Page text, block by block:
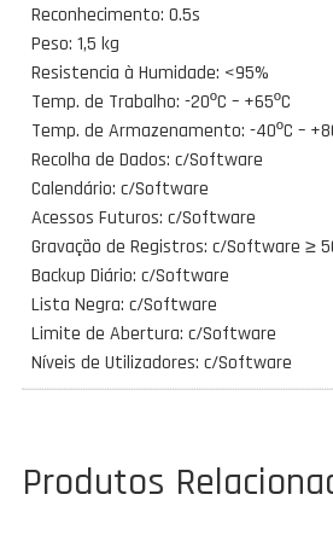
Reconhecimento: 0.5s
Peso: 1,5 kg
Resistencia à Humidade: <95%
Temp. de Trabalho: -20ºC – +65ºC
Temp. de Armazenamento: -40ºC –
Recolha de Dados: c/Software
Calendário: c/Software
Acessos Futuros: c/Software
Gravação de Registros: c/Software ≥
Backup Diário: c/Software
Lista Negra: c/Software
Limite de Abertura: c/Software
Níveis de Utilizadores: c/Software
Produtos